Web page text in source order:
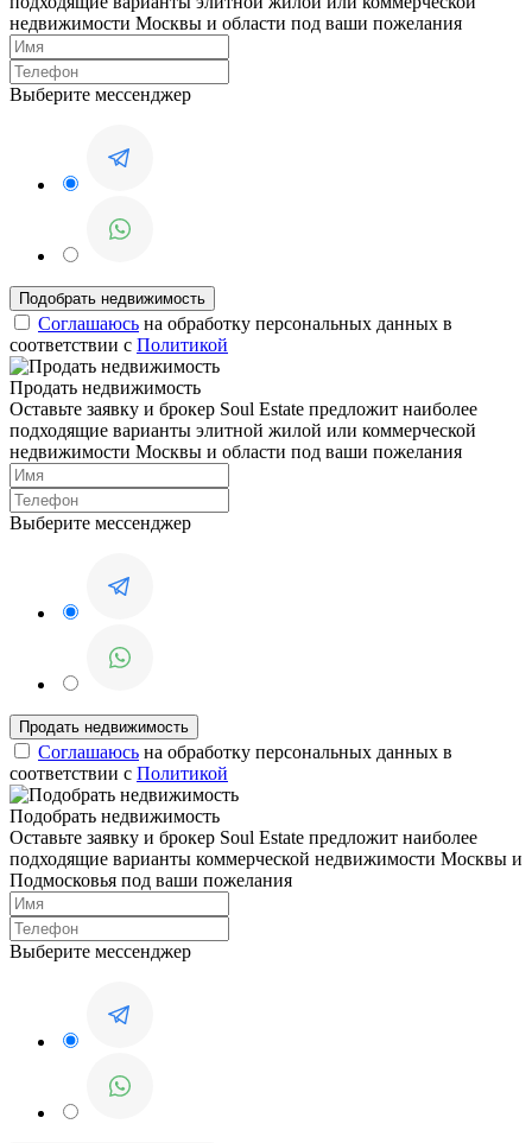
недвижимости Москвы и области под ваши пожелания
Выберите мессенджер
Соглашаюсь на обработку персональных данных в
соответствии с Политикой
Продать недвижимость
Оставьте заявку и брокер Soul Estate предложит наиболее
подходящие варианты элитной жилой или коммерческой
недвижимости Москвы и области под ваши пожелания
Выберите мессенджер
Соглашаюсь на обработку персональных данных в
соответствии с Политикой
Подобрать недвижимость
Оставьте заявку и брокер Soul Estate предложит наиболее
подходящие варианты коммерческой недвижимости Москвы и
Подмосковья под ваши пожелания
Выберите мессенджер